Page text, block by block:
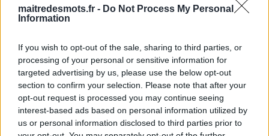
maitredesmots.fr - Do Not Process My Personal
Information
If you wish to opt-out of the sale, sharing to third parties, or
processing of your personal or sensitive information for
targeted advertising by us, please use the below opt-out
section to confirm your selection. Please note that after your
opt-out request is processed you may continue seeing
interest-based ads based on personal information utilized by
us or personal information disclosed to third parties prior to
votre iPhone, iPad, iPod et / ou appareil Android et
rendez-vous sur l'iTunes App Store ou sur le Google
des Mots. S'il vous plaît soutenir Words Puzzle Games en
tant que développeur de jeux Maître des Mots par part
et évaluer le jeu avec votre liste d'amis, plus de joueur
signifie plus de revenus pour le développeur alors s'il
vous plaît l'aider à grandir.